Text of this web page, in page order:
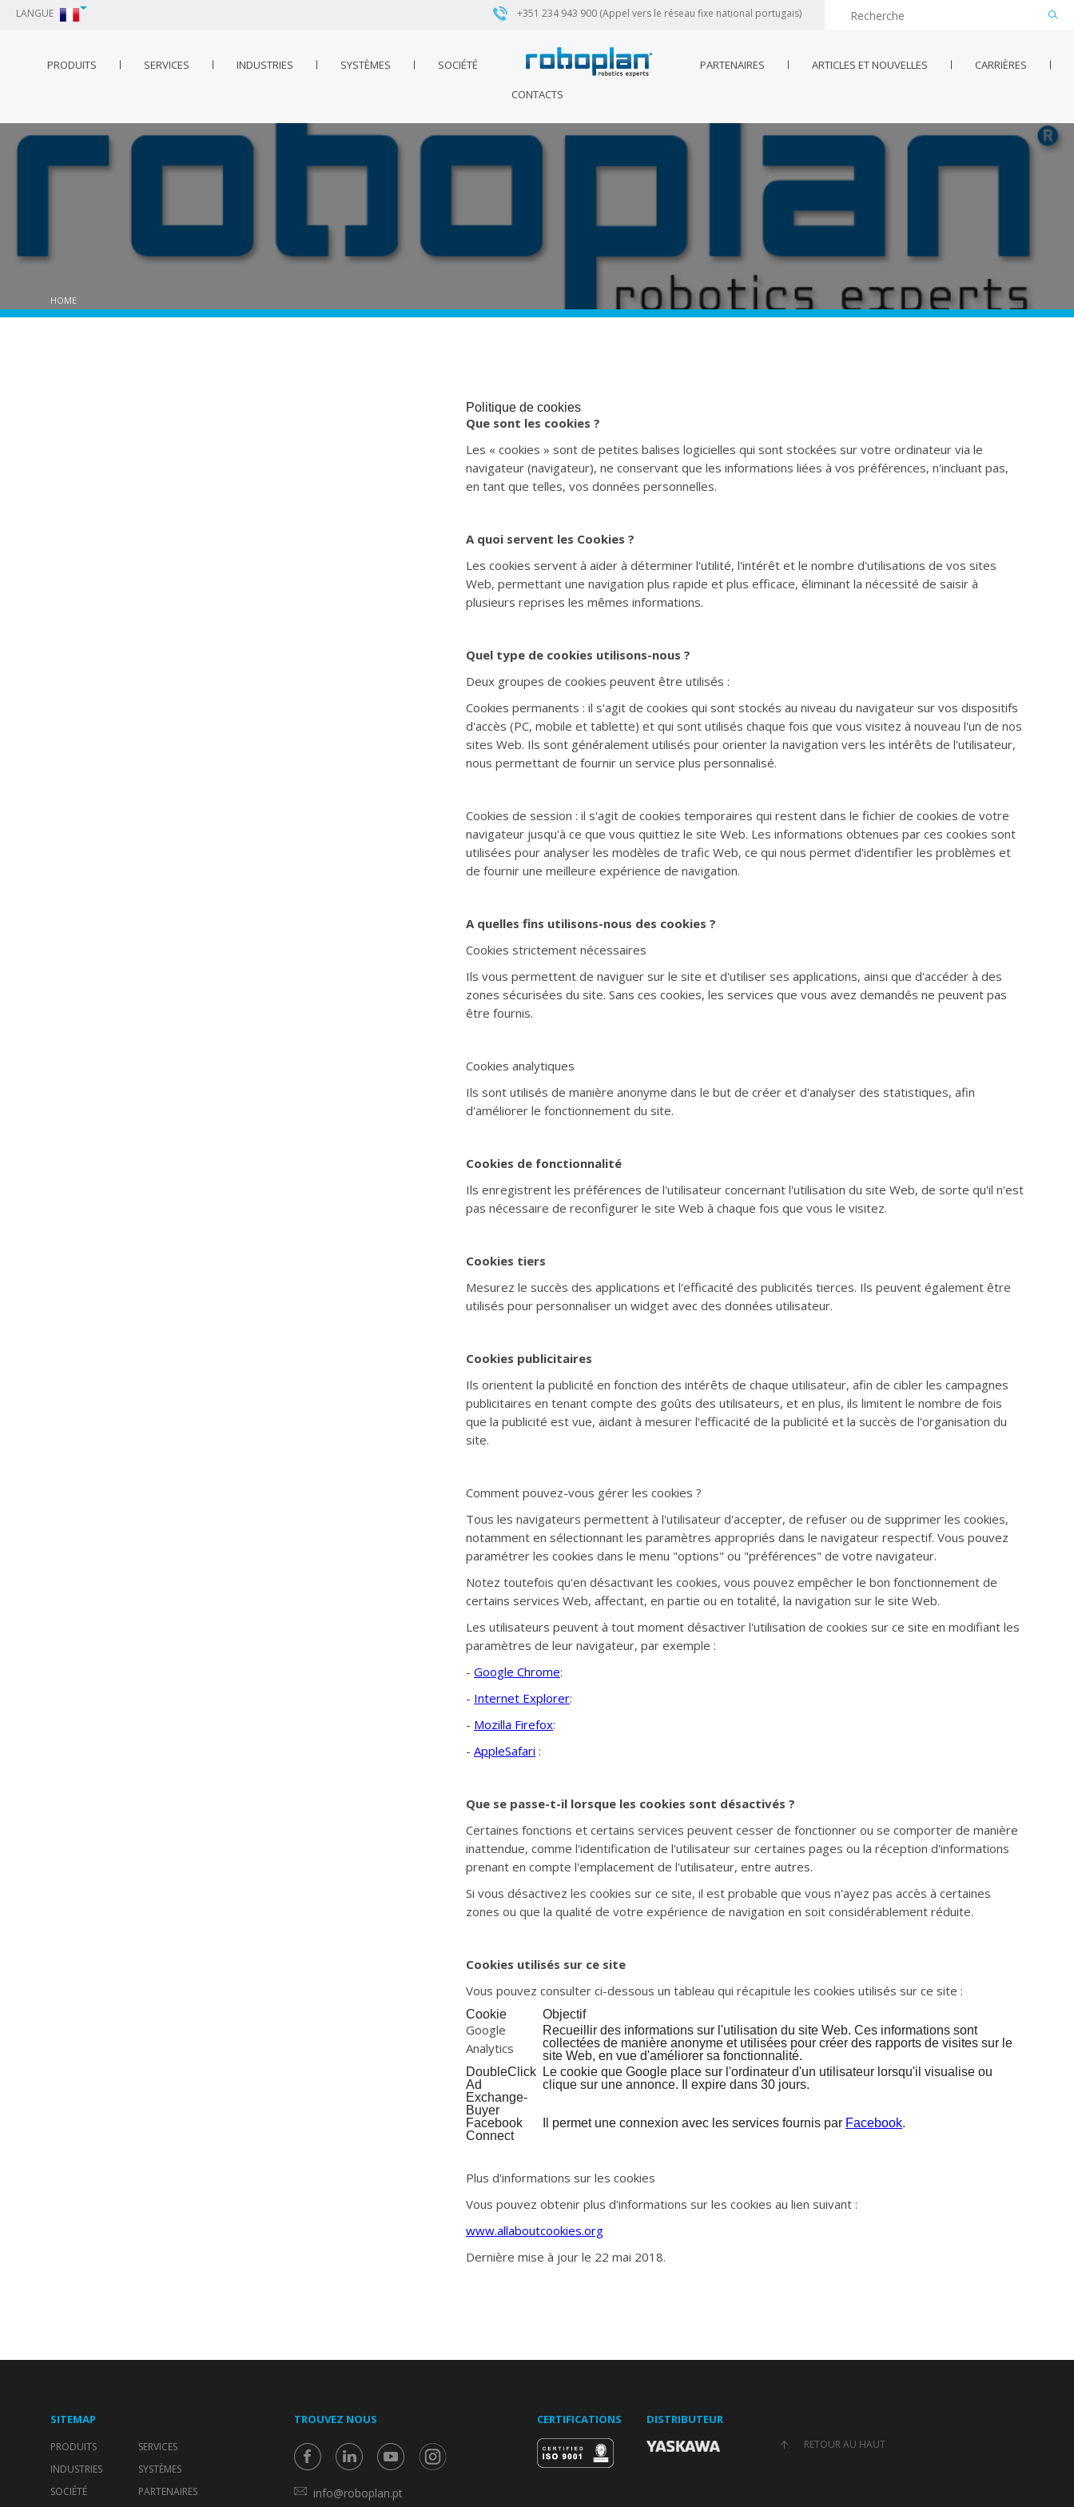
LANGUE +351 234 943 900 (Appel vers le réseau fixe national portugais)
PRODUITS SERVICES INDUSTRIES SYSTÈMES SOCIÉTÉ PARTENAIRES ARTICLES ET NOUVELLES CARRIÈRES
CONTACTS
HOME
Politique de cookies
Que sont les cookies ?
Les « cookies » sont de petites balises logicielles qui sont stockées sur votre ordinateur via le
navigateur (navigateur), ne conservant que les informations liées à vos préférences, n'incluant pas,
en tant que telles, vos données personnelles.
A quoi servent les Cookies ?
Les cookies servent à aider à déterminer l'utilité, l'intérêt et le nombre d'utilisations de vos sites
Web, permettant une navigation plus rapide et plus efficace, éliminant la nécessité de saisir à
plusieurs reprises les mêmes informations.
Quel type de cookies utilisons-nous ?
Deux groupes de cookies peuvent être utilisés :
Cookies permanents : il s'agit de cookies qui sont stockés au niveau du navigateur sur vos dispositifs
d'accès (PC, mobile et tablette) et qui sont utilisés chaque fois que vous visitez à nouveau l'un de nos
sites Web. Ils sont généralement utilisés pour orienter la navigation vers les intérêts de l'utilisateur,
nous permettant de fournir un service plus personnalisé.
Cookies de session : il s'agit de cookies temporaires qui restent dans le fichier de cookies de votre
navigateur jusqu'à ce que vous quittiez le site Web. Les informations obtenues par ces cookies sont
utilisées pour analyser les modèles de trafic Web, ce qui nous permet d'identifier les problèmes et
de fournir une meilleure expérience de navigation.
A quelles fins utilisons-nous des cookies ?
Cookies strictement nécessaires
Ils vous permettent de naviguer sur le site et d'utiliser ses applications, ainsi que d'accéder à des
zones sécurisées du site. Sans ces cookies, les services que vous avez demandés ne peuvent pas
être fournis.
Cookies analytiques
Ils sont utilisés de manière anonyme dans le but de créer et d'analyser des statistiques, afin
d'améliorer le fonctionnement du site.
Cookies de fonctionnalité
Ils enregistrent les préférences de l'utilisateur concernant l'utilisation du site Web, de sorte qu'il n'est
pas nécessaire de reconfigurer le site Web à chaque fois que vous le visitez.
Cookies tiers
Mesurez le succès des applications et l'efficacité des publicités tierces. Ils peuvent également être
utilisés pour personnaliser un widget avec des données utilisateur.
Cookies publicitaires
Ils orientent la publicité en fonction des intérêts de chaque utilisateur, afin de cibler les campagnes
publicitaires en tenant compte des goûts des utilisateurs, et en plus, ils limitent le nombre de fois
que la publicité est vue, aidant à mesurer l'efficacité de la publicité et la succès de l'organisation du
site.
Comment pouvez-vous gérer les cookies ?
Tous les navigateurs permettent à l'utilisateur d'accepter, de refuser ou de supprimer les cookies,
notamment en sélectionnant les paramètres appropriés dans le navigateur respectif. Vous pouvez
paramétrer les cookies dans le menu "options" ou "préférences" de votre navigateur.
Notez toutefois qu'en désactivant les cookies, vous pouvez empêcher le bon fonctionnement de
certains services Web, affectant, en partie ou en totalité, la navigation sur le site Web.
Les utilisateurs peuvent à tout moment désactiver l'utilisation de cookies sur ce site en modifiant les
paramètres de leur navigateur, par exemple :
- Google Chrome:
- Internet Explorer:
- Mozilla Firefox:
- AppleSafari :
Que se passe-t-il lorsque les cookies sont désactivés ?
Certaines fonctions et certains services peuvent cesser de fonctionner ou se comporter de manière
inattendue, comme l'identification de l'utilisateur sur certaines pages ou la réception d'informations
prenant en compte l'emplacement de l'utilisateur, entre autres.
Si vous désactivez les cookies sur ce site, il est probable que vous n'ayez pas accès à certaines
zones ou que la qualité de votre expérience de navigation en soit considérablement réduite.
Cookies utilisés sur ce site
Vous pouvez consulter ci-dessous un tableau qui récapitule les cookies utilisés sur ce site :
Cookie Objectif
Google
Analytics
Recueillir des informations sur l'utilisation du site Web. Ces informations sont
collectées de manière anonyme et utilisées pour créer des rapports de visites sur le
site Web, en vue d'améliorer sa fonctionnalité.
DoubleClick
Ad
Exchange-
Buyer
Le cookie que Google place sur l'ordinateur d'un utilisateur lorsqu'il visualise ou
clique sur une annonce. Il expire dans 30 jours.
Facebook
Connect
Il permet une connexion avec les services fournis par Facebook.
Plus d'informations sur les cookies
Vous pouvez obtenir plus d'informations sur les cookies au lien suivant :
www.allaboutcookies.org
Dernière mise à jour le 22 mai 2018.
SITEMAP
PRODUITS
SERVICES
INDUSTRIES
SYSTÈMES
SOCIÉTÉ
PARTENAIRES
TROUVEZ NOUS
info@roboplan.pt
CERTIFICATIONS DISTRIBUTEUR
RETOUR AU HAUT